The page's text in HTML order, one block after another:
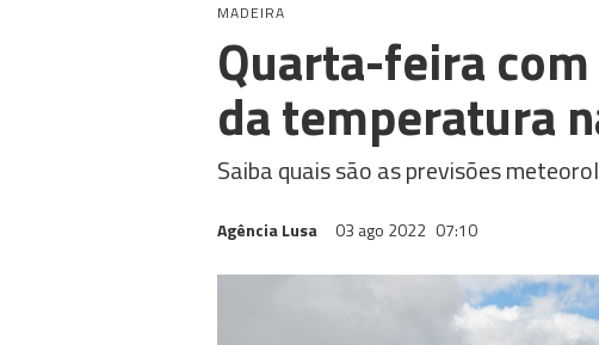
MADEIRA
Quarta-feira
da temperatura
Saiba quais são as previsões
Agência Lusa 03 ago 2022 07:10